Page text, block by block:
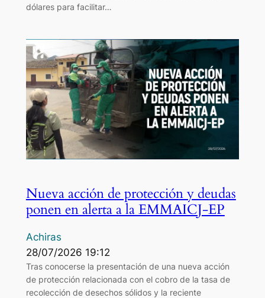
dólares para facilitar…
Nueva acción de protección y deudas
ponen en alerta a la EMMAICJ-EP
Achiras
28/07/2026 19:12
Tras conocerse la presentación de una nueva acción
de protección relacionada con el cobro de la tasa de
recolección de desechos sólidos y la reciente